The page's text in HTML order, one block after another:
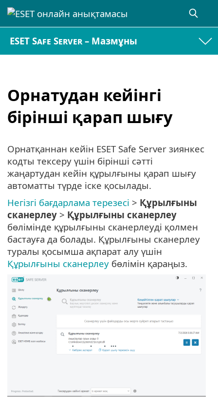
ESET Safe Server – Мазмұны
Орнатудан кейінгі
бірінші қарап шығу
Орнатқаннан кейін ESET Safe Server зиянкес
кодты тексеру үшін бірінші сәтті
жаңартудан кейін құрылғыны қарап шығу
автоматты түрде іске қосылады.
Негізгі бағдарлама терезесі > Құрылғыны
сканерлеу > Құрылғыны сканерлеу
бөлімінде құрылғыны сканерлеуді қолмен
бастауға да болады. Құрылғыны сканерлеу
туралы қосымша ақпарат алу үшін
Құрылғыны сканерлеу бөлімін қараңыз.